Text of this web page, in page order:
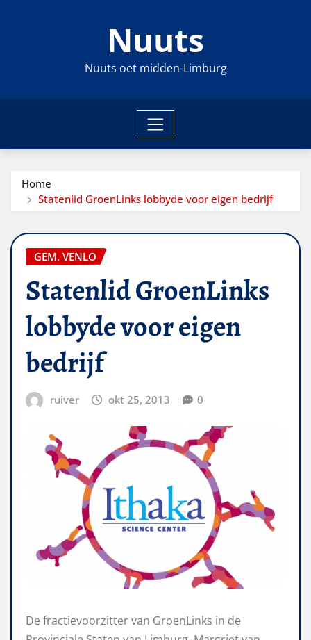
Nuuts
Nuuts oet midden-Limburg
Home
Statenlid GroenLinks lobbyde voor eigen bedrijf
GEM. VENLO
Statenlid GroenLinks
lobbyde voor eigen
bedrijf
ruiver okt 25, 2013 0
De fractievoorzitter van GroenLinks in de